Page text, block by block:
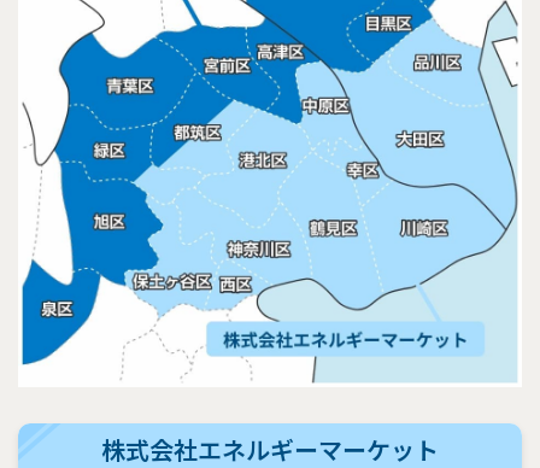
株式会社エネルギーマーケット